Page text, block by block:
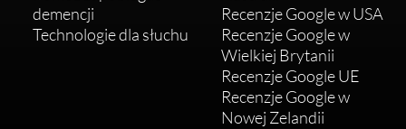
demencji
Technologie dla słuchu
Recenzje Google w USA
Recenzje Google w
Wielkiej Brytanii
Recenzje Google UE
Recenzje Google w
Nowej Zelandii